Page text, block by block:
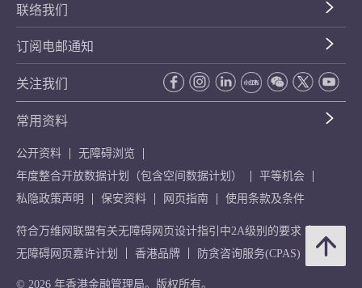
联络我们
订阅电邮通知
关注我们
常用资料
公开资料
无障碍浏览
年度整合开放数据计划（包含空间数据计划）
平等机会
私隐政策声明
保安资料 网页指南 使用条款及条件
符合万维网联盟有关无障碍网页设计指引中2A级别的要求
无障碍网页嘉许计划
香港品牌 防贪咨询服务(CPAS)
© 2026 年香港金融管理局。版权所有。